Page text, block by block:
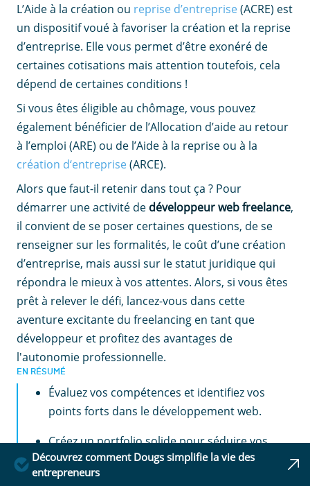
L’Aide à la création ou reprise d’entreprise(ACRE) est
un dispositif voué à favoriser la création et la reprise
d’entreprise. Elle vous permet d’être exonéré de
certaines cotisations mais attention toutefois, cela
dépend de certaines conditions !
Si vous êtes éligible au chômage, vous pouvez
également bénéficier de l’Allocation d’aide au retour
à l’emploi (ARE) ou de l’Aide à la reprise ou à la
création d‘entreprise(ARCE).
Alors que faut-il retenir dans tout ça ? Pour
démarrer une activité de développeur web freelance,
il convient de se poser certaines questions, de se
renseigner sur les formalités, le coût d’une création
d’entreprise, mais aussi sur le statut juridique qui
répondra le mieux à vos attentes. Alors, si vous êtes
prêt à relever le défi, lancez-vous dans cette
aventure excitante du freelancing en tant que
développeur et profitez des avantages de
l'autonomie professionnelle.
EN RÉSUMÉ
Évaluez vos compétences et identifiez vos
points forts dans le développement web.
Créez un portfolio solide pour séduire vos
futurs clients et démarquez-vous de la
concurrence.
Découvrez comment Dougs simplifie la vie des
entrepreneurs